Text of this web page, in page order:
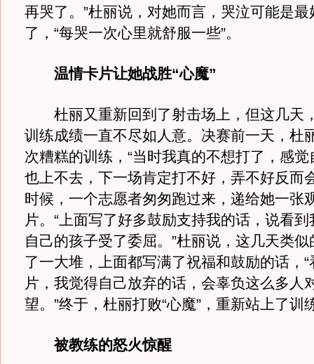
再哭了。”杜丽说，对她而言，哭泣可能是
了，“每哭一次心里就舒服一些”。
温情卡片让她战胜“心魔”
杜丽又重新回到了射击场上，但这几天
训练成绩一直不尽如人意。决赛前一天，杜
次糟糕的训练，“当时我真的不想打了，感
也上不去，下一场肯定打不好，弄不好反而
时候，一个志愿者匆匆跑过来，递给她一张
片。“上面写了好多鼓励支持我的话，说看
自己的孩子受了委屈。”杜丽说，这几天类
了一大堆，上面都写满了祝福和鼓励的话，
片，我觉得自己放弃的话，会辜负这么多人
望。”终于，杜丽打败“心魔”，重新站上了训
被教练的怒火惊醒